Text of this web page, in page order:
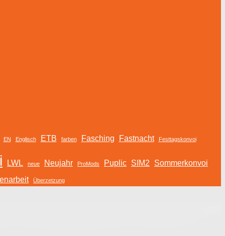
EN Englisch ETB farben Fasching Fastnacht Festtagskonvoi
LWL neue Neujahr ProMods Puplic SIM2
Sommerkonvoi
Überzetzung